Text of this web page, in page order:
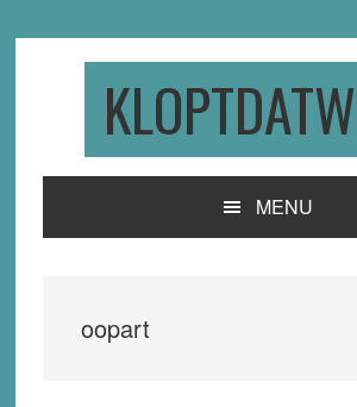
MENU
oopart